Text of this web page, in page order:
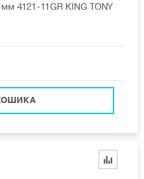
4121-11GR KING TONY